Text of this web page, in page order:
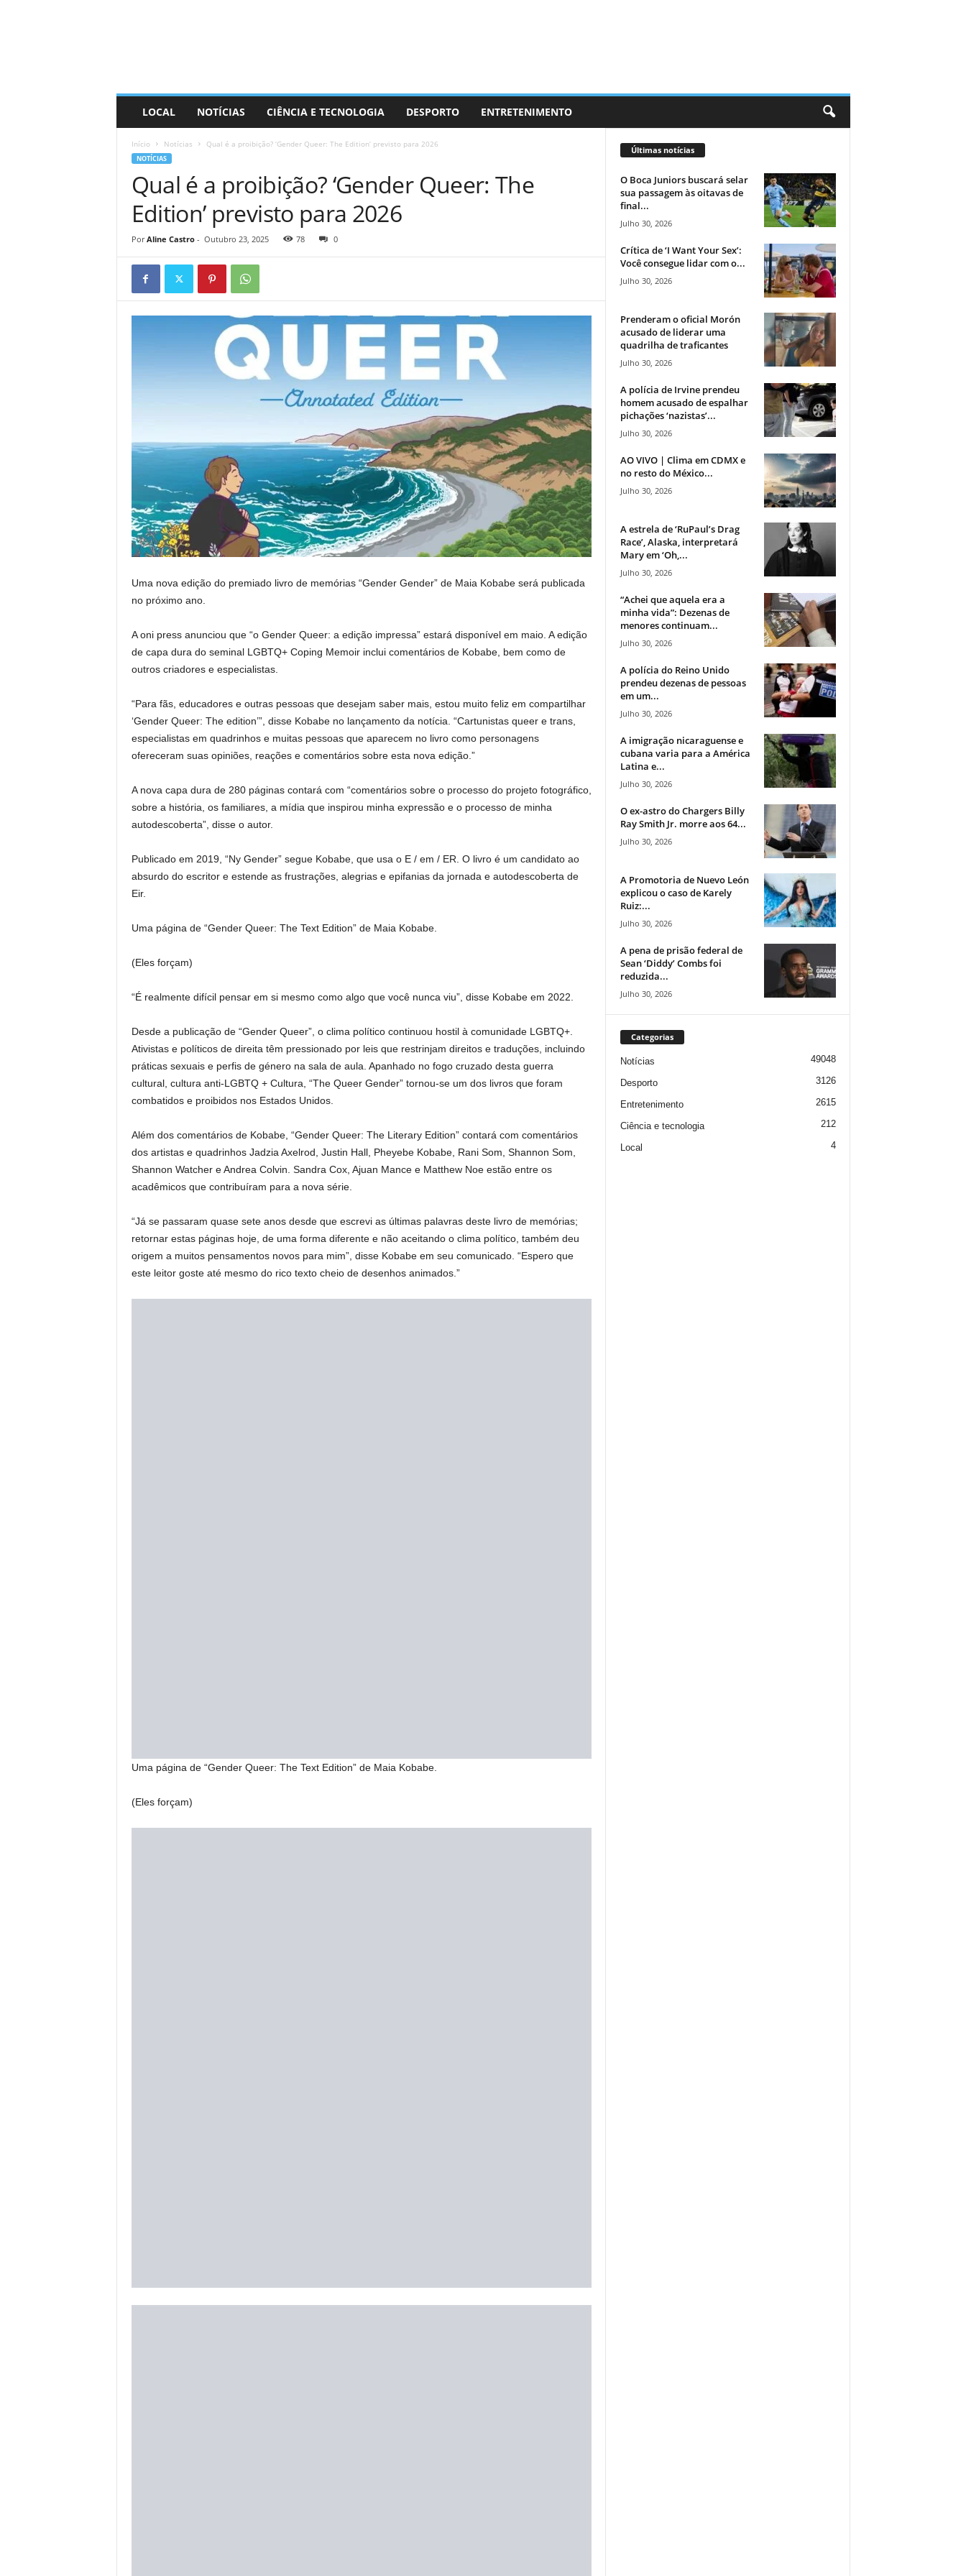
LOCAL NOTÍCIAS CIÊNCIA E TECNOLOGIA DESPORTO ENTRETENIMENTO
Início Notícias Qual é a proibição? ‘Gender Queer: The Edition’ previsto para 2026
NOTÍCIAS
Qual é a proibição? ‘Gender Queer: The
Edition’ previsto para 2026
Por Aline Castro- Outubro 23, 2025 78 0
Uma nova edição do premiado livro de memórias “Gender Gender” de Maia Kobabe será publicada
no próximo ano.
A oni press anunciou que “o Gender Queer: a edição impressa” estará disponível em maio. A edição
de capa dura do seminal LGBTQ+ Coping Memoir inclui comentários de Kobabe, bem como de
outros criadores e especialistas.
“Para fãs, educadores e outras pessoas que desejam saber mais, estou muito feliz em compartilhar
‘Gender Queer: The edition’”, disse Kobabe no lançamento da notícia. “Cartunistas queer e trans,
especialistas em quadrinhos e muitas pessoas que aparecem no livro como personagens
ofereceram suas opiniões, reações e comentários sobre esta nova edição.”
A nova capa dura de 280 páginas contará com “comentários sobre o processo do projeto fotográfico,
sobre a história, os familiares, a mídia que inspirou minha expressão e o processo de minha
autodescoberta”, disse o autor.
Publicado em 2019, “Ny Gender” segue Kobabe, que usa o E / em / ER. O livro é um candidato ao
absurdo do escritor e estende as frustrações, alegrias e epifanias da jornada e autodescoberta de
Eir.
Uma página de “Gender Queer: The Text Edition” de Maia Kobabe.
(Eles forçam)
“É realmente difícil pensar em si mesmo como algo que você nunca viu”, disse Kobabe em 2022.
Desde a publicação de “Gender Queer”, o clima político continuou hostil à comunidade LGBTQ+.
Ativistas e políticos de direita têm pressionado por leis que restrinjam direitos e traduções, incluindo
práticas sexuais e perfis de género na sala de aula. Apanhado no fogo cruzado desta guerra
cultural, cultura anti-LGBTQ + Cultura, “The Queer Gender” tornou-se um dos livros que foram
combatidos e proibidos nos Estados Unidos.
Além dos comentários de Kobabe, “Gender Queer: The Literary Edition” contará com comentários
dos artistas e quadrinhos Jadzia Axelrod, Justin Hall, Pheyebe Kobabe, Rani Som, Shannon Som,
Shannon Watcher e Andrea Colvin. Sandra Cox, Ajuan Mance e Matthew Noe estão entre os
acadêmicos que contribuíram para a nova série.
“Já se passaram quase sete anos desde que escrevi as últimas palavras deste livro de memórias;
retornar estas páginas hoje, de uma forma diferente e não aceitando o clima político, também deu
origem a muitos pensamentos novos para mim”, disse Kobabe em seu comunicado. “Espero que
este leitor goste até mesmo do rico texto cheio de desenhos animados.”
Uma página de “Gender Queer: The Text Edition” de Maia Kobabe.
(Eles forçam)
Últimas notícias
O Boca Juniors buscará selar
sua passagem às oitavas de
final...
Julho 30, 2026
Crítica de ‘I Want Your Sex’:
Você consegue lidar com o...
Julho 30, 2026
Prenderam o oficial Morón
acusado de liderar uma
quadrilha de traficantes
Julho 30, 2026
A polícia de Irvine prendeu
homem acusado de espalhar
pichações ‘nazistas’...
Julho 30, 2026
AO VIVO | Clima em CDMX e
no resto do México...
Julho 30, 2026
A estrela de ‘RuPaul’s Drag
Race’, Alaska, interpretará
Mary em ‘Oh,...
Julho 30, 2026
“Achei que aquela era a
minha vida”: Dezenas de
menores continuam...
Julho 30, 2026
A polícia do Reino Unido
prendeu dezenas de pessoas
em um...
Julho 30, 2026
A imigração nicaraguense e
cubana varia para a América
Latina e...
Julho 30, 2026
O ex-astro do Chargers Billy
Ray Smith Jr. morre aos 64...
Julho 30, 2026
A Promotoria de Nuevo León
explicou o caso de Karely
Ruiz:...
Julho 30, 2026
A pena de prisão federal de
Sean ‘Diddy’ Combs foi
reduzida...
Julho 30, 2026
Categorias
Notícias 49048
Desporto 3126
Entretenimento 2615
Ciência e tecnologia 212
Local 4